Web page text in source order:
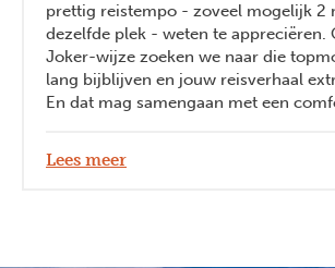
prettig reistempo - zoveel mogelijk 2
dezelfde plek - weten te appreciëren.
Joker-wijze zoeken we naar die
lang bijblijven en jouw reisverhaal
En dat mag samengaan met een
Lees meer